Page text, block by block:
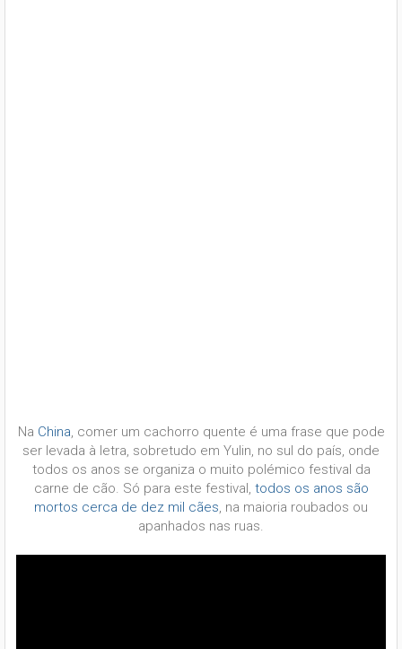
Na China , comer um cachorro quente é uma frase que pode
ser levada à letra, sobretudo em Yulin, no sul do país, onde
todos os anos se organiza o muito polémico festival da
carne de cão. Só para este festival, todos os anos são
mortos cerca de dez mil cães , na maioria roubados ou
apanhados nas ruas.